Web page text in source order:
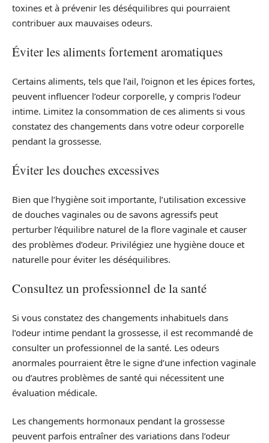
toxines et à prévenir les déséquilibres qui pourraient
contribuer aux mauvaises odeurs.
Éviter les aliments fortement aromatiques
Certains aliments, tels que l’ail, l’oignon et les épices fortes,
peuvent influencer l’odeur corporelle, y compris l’odeur
intime. Limitez la consommation de ces aliments si vous
constatez des changements dans votre odeur corporelle
pendant la grossesse.
Éviter les douches excessives
Bien que l’hygiène soit importante, l’utilisation excessive
de douches vaginales ou de savons agressifs peut
perturber l’équilibre naturel de la flore vaginale et causer
des problèmes d’odeur. Privilégiez une hygiène douce et
naturelle pour éviter les déséquilibres.
Consultez un professionnel de la santé
Si vous constatez des changements inhabituels dans
l’odeur intime pendant la grossesse, il est recommandé de
consulter un professionnel de la santé. Les odeurs
anormales pourraient être le signe d’une infection vaginale
ou d’autres problèmes de santé qui nécessitent une
évaluation médicale.
Les changements hormonaux pendant la grossesse
peuvent parfois entraîner des variations dans l’odeur